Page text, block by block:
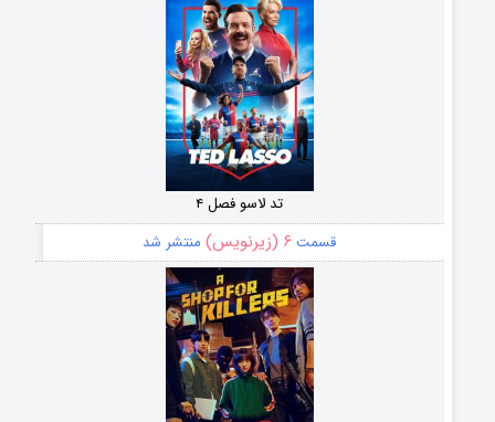
تد لاسو فصل ۴
قسمت ۶ (زیرنویس) منتشر شد